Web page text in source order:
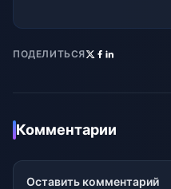
ПОДЕЛИТЬСЯ
Комментарии
Оставить комментарий